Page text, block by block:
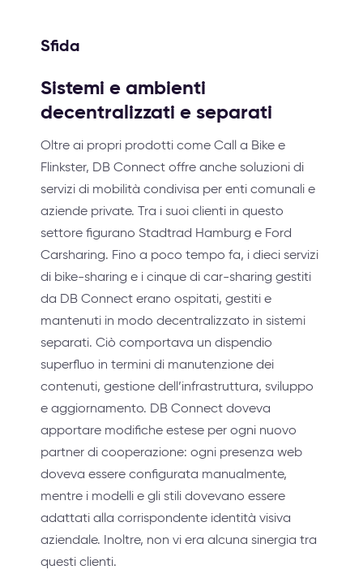
Sfida
Sistemi e ambienti
decentralizzati e separati
Oltre ai propri prodotti come Call a Bike e
Flinkster, DB Connect offre anche soluzioni di
servizi di mobilità condivisa per enti comunali e
aziende private. Tra i suoi clienti in questo
settore figurano Stadtrad Hamburg e Ford
Carsharing. Fino a poco tempo fa, i dieci servizi
di bike-sharing e i cinque di car-sharing gestiti
da DB Connect erano ospitati, gestiti e
mantenuti in modo decentralizzato in sistemi
separati. Ciò comportava un dispendio
superfluo in termini di manutenzione dei
contenuti, gestione dell’infrastruttura, sviluppo
e aggiornamento. DB Connect doveva
apportare modifiche estese per ogni nuovo
partner di cooperazione: ogni presenza web
doveva essere configurata manualmente,
mentre i modelli e gli stili dovevano essere
adattati alla corrispondente identità visiva
aziendale. Inoltre, non vi era alcuna sinergia tra
questi clienti.